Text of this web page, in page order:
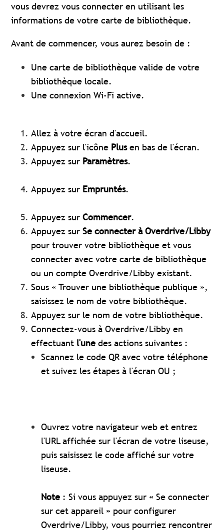
vous devrez vous connecter en utilisant les
informations de votre carte de bibliothèque.
Avant de commencer, vous aurez besoin de :
Une carte de bibliothèque valide de votre
bibliothèque locale.
Une connexion Wi-Fi active.
Allez à votre écran d'accueil.
Appuyez sur l'icône Plusen bas de l'écran.
Appuyez sur Paramètres.
Appuyez sur Empruntés.
Appuyez surCommencer.
Appuyez surSe connecter à Overdrive/Libby
pour trouver votre bibliothèque et vous
connecter avec votre carte de bibliothèque
ou un compte Overdrive/Libby existant.
Sous « Trouver une bibliothèque publique »,
saisissez le nom de votre bibliothèque.
Appuyez sur le nom de votre bibliothèque.
Connectez-vous à Overdrive/Libby en
effectuant l'une des actions suivantes :
Scannez le code QR avec votre téléphone
et suivez les étapes à l'écran OU ;
Ouvrez votre navigateur web et entrez
l'URL affichée sur l'écran de votre liseuse,
puis saisissez le code affiché sur votre
liseuse.
Note : Si vous appuyez sur « Se connecter
sur cet appareil » pour configurer
Overdrive/Libby, vous pourriez rencontrer